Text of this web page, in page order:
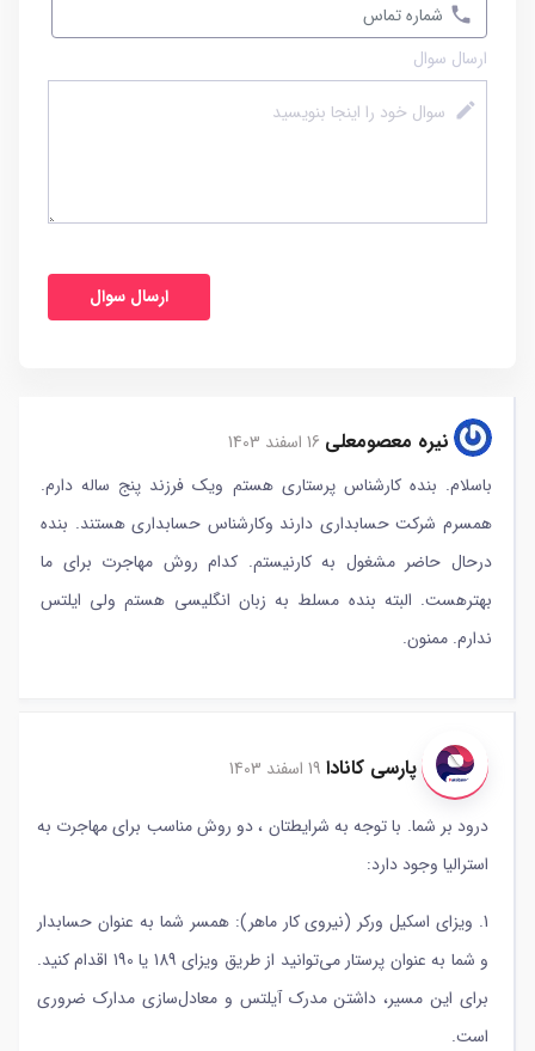
ارسال سوال
نیره معصومعلی 16 اسفند 1403
باسلام. بنده کارشناس پرستاری هستم ویک فرزند پنج ساله دارم.
همسرم شرکت حسابداری دارند وکارشناس حسابداری هستند. بنده
درحال حاضر مشغول به کارنیستم. کدام روش مهاجرت برای ما
بهترهست. البته بنده مسلط به زبان انگلیسی هستم ولی ایلتس
ندارم. ممنون.
پارسی کانادا 19 اسفند 1403
درود بر شما. با توجه به شرایطتان ، دو روش مناسب برای مهاجرت به
استرالیا وجود دارد:
1. ویزای اسکیل ورکر (نیروی کار ماهر): همسر شما به عنوان حسابدار
و شما به عنوان پرستار می‌توانید از طریق ویزای 189 یا 190 اقدام کنید.
برای این مسیر، داشتن مدرک آیلتس و معادل‌سازی مدارک ضروری
است.